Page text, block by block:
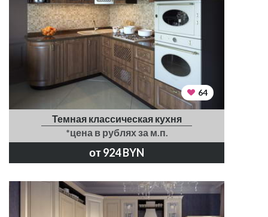
64
Темная классическая кухня
*цена в рублях за м.п.
от 924 BYN